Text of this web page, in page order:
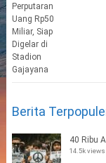
Berita
40 Ribu
14.5k views